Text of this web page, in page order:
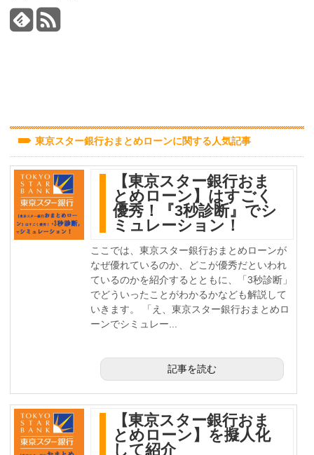
東京スター銀行おまとめローンに関する人気記事
【東京スター銀行おま
とめローン】はすごく
優秀！『3秒診断』でシ
ミュレーション！
ここでは、東京スター銀行おまとめローンが
なぜ優れているのか、どこが優秀だといわれ
ているのかを紹介するとともに、「3秒診断」
でどういったことがわかるかなども解説して
いきます。 「え、東京スター銀行おまとめロ
ーンでシミュレー...
記事を読む
【東京スター銀行おま
とめローン】を擬人化
して紹介